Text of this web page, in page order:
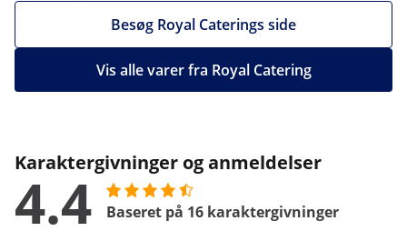
Besøg Royal Caterings side
Vis alle varer fra Royal Catering
Karaktergivninger og anmeldelser
4.4 Baseret på 16 karaktergivninger